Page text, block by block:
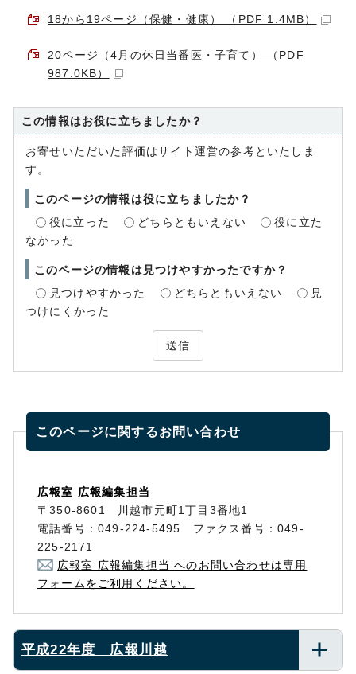
18から19ページ（保健・健康） （PDF 1.4MB）
20ページ（4月の休日当番医・子育て） （PDF
987.0KB）
この情報はお役に立ちましたか？
お寄せいただいた評価はサイト運営の参考といたしま
す。
このページの情報は役に立ちましたか？
役に立った
どちらともいえない
役に立た
なかった
このページの情報は見つけやすかったですか？
見つけやすかった
どちらともいえない
見
つけにくかった
送信
このページに関するお問い合わせ
広報室 広報編集担当
〒350-8601 川越市元町1丁目3番地1
電話番号：049-224-5495 ファクス番号：049-
225-2171
広報室 広報編集担当 へのお問い合わせは専用
フォームをご利用ください。
平成22年度 広報川越